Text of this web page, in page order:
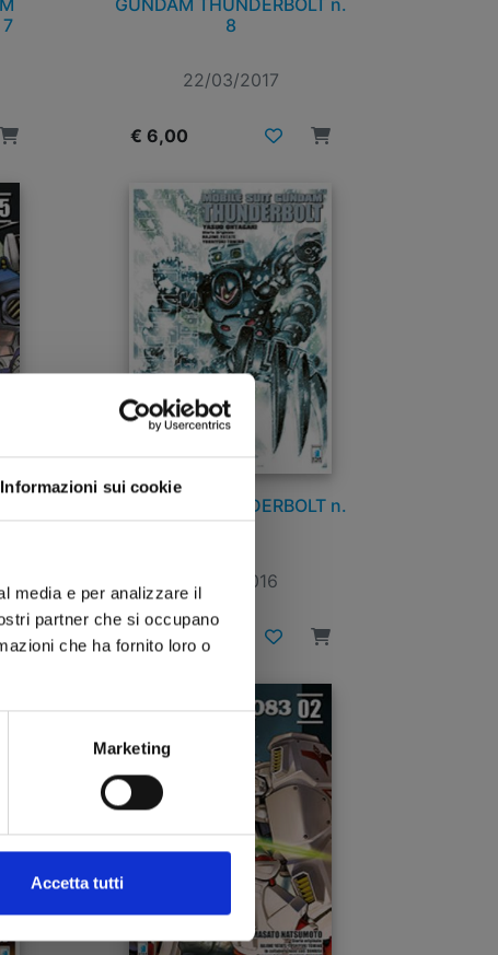
Informazioni sui cookie
media e per analizzare il
partner che si occupano
che ha fornito loro o
Marketing
Accetta tutti
GUNDAM THUNDERBOLT n.
8
22/03/2017
€ 6,00
5
GUNDAM THUNDERBOLT n.
6
27/07/2016
€ 6,00